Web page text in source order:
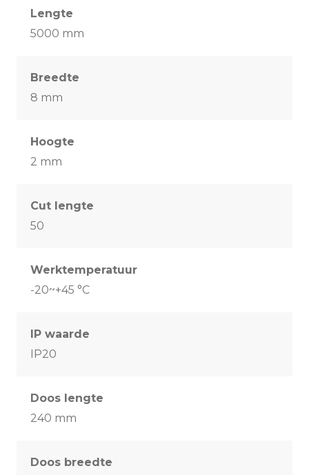
Lengte
5000 mm
Breedte
8 mm
Hoogte
2 mm
Cut lengte
50
Werktemperatuur
-20~+45 °C
IP waarde
IP20
Doos lengte
240 mm
Doos breedte